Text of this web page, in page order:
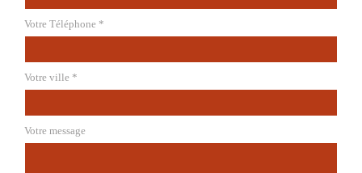
Votre Téléphone *
Votre ville *
Votre message